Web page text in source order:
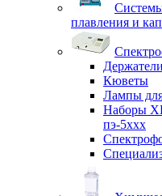
плавления и
Кюветы
Лампы
Наборы
пэ-5ххх